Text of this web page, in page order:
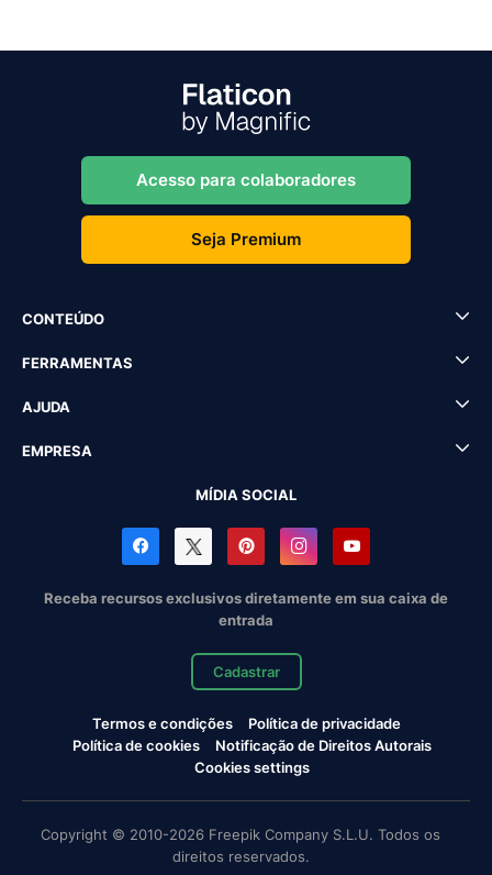
Acesso para colaboradores
Seja Premium
CONTEÚDO
FERRAMENTAS
AJUDA
EMPRESA
MÍDIA SOCIAL
Receba recursos exclusivos diretamente em sua caixa de
entrada
Cadastrar
Termos e condições
Política de privacidade
Política de cookies
Notificação de Direitos Autorais
Cookies settings
Copyright © 2010-2026 Freepik Company S.L.U. Todos os
direitos reservados.